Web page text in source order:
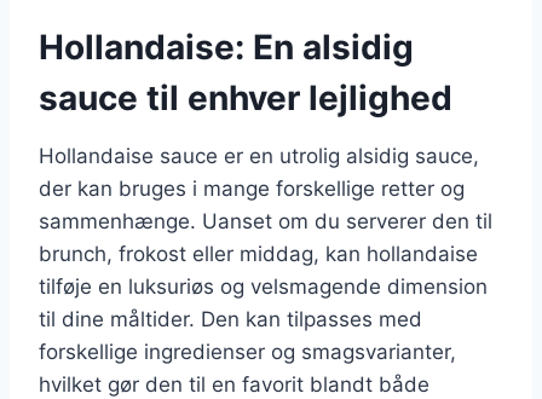
Hollandaise: En alsidig
sauce til enhver lejlighed
Hollandaise sauce er en utrolig alsidig sauce,
der kan bruges i mange forskellige retter og
sammenhænge. Uanset om du serverer den til
brunch, frokost eller middag, kan hollandaise
tilføje en luksuriøs og velsmagende dimension
til dine måltider. Den kan tilpasses med
forskellige ingredienser og smagsvarianter,
hvilket gør den til en favorit blandt både